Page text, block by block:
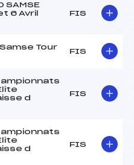
SAMSE
6 Avril
FIS
Tour
FIS
d
FIS
d
FIS